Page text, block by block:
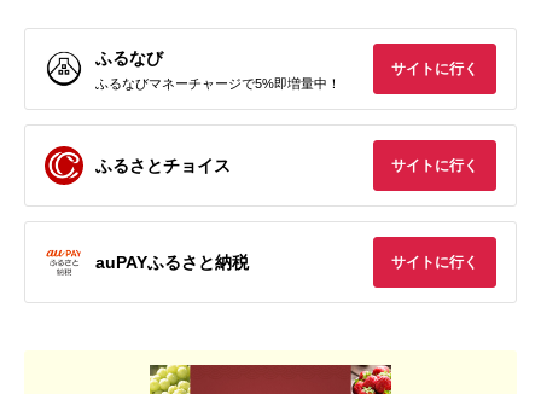
ふるなび
ふるなびマネーチャージで5%即増量中！
サイトに行く
ふるさとチョイス サイトに行く
auPAYふるさと納税 サイトに行く